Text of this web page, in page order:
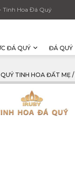
Tinh Hoa Đá Quý
ĐÁ QUÝ ĐÁ QUÝ
TINH HOA ĐẤT MẸ/